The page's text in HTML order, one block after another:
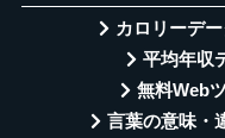
カロリーデ
平均年収
無料Web
言葉の意味・